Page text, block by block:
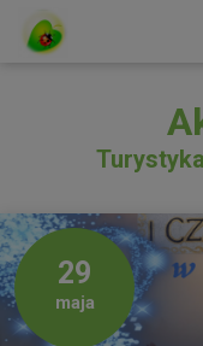
29
maja